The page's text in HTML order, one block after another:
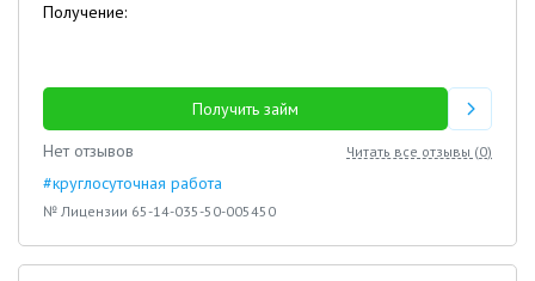
Получение:
Получить займ
Нет отзывов
Читать все отзывы (0)
#круглосуточная работа
№ Лицензии 65-14-035-50-005450